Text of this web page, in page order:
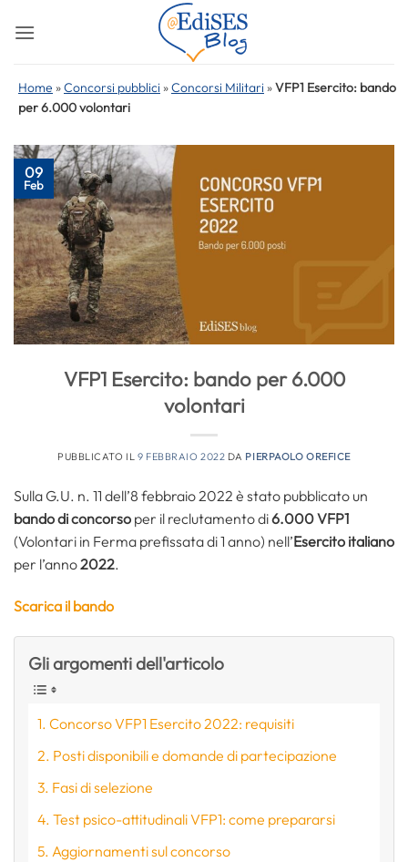
Home »Concorsi pubblici »Concorsi Militari »VFP1 Esercito: bando
per 6.000 volontari
09
Feb
VFP1 Esercito: bando per 6.000
volontari
PUBBLICATO IL 9 FEBBRAIO 2022 DA PIERPAOLO OREFICE
Sulla G.U. n. 11 dell’8 febbraio 2022 è stato pubblicato un
bando di concorso per il reclutamento di6.000 VFP1
(Volontari in Ferma prefissata di 1 anno) nell’Esercito italiano
per l’anno2022.
Scarica il bando
Gli argomenti dell'articolo
Concorso VFP1 Esercito 2022: requisiti
Posti disponibili e domande di partecipazione
Fasi di selezione
Test psico-attitudinali VFP1: come prepararsi
Aggiornamenti sul concorso